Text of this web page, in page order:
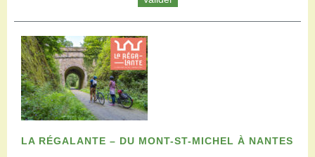
LA RÉGALANTE – DU MONT-ST-MICHEL À NANTES